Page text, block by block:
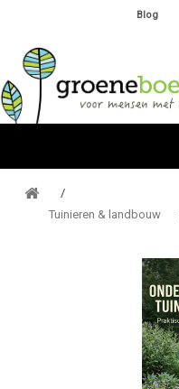
Blog
Tuinieren & landbouw